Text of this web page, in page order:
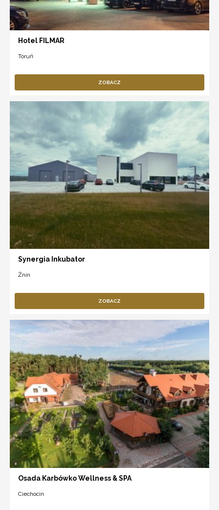
Hotel FILMAR
Toruń
ZOBACZ
Synergia Inkubator
Żnin
ZOBACZ
Osada Karbówko Wellness & SPA
Ciechocin